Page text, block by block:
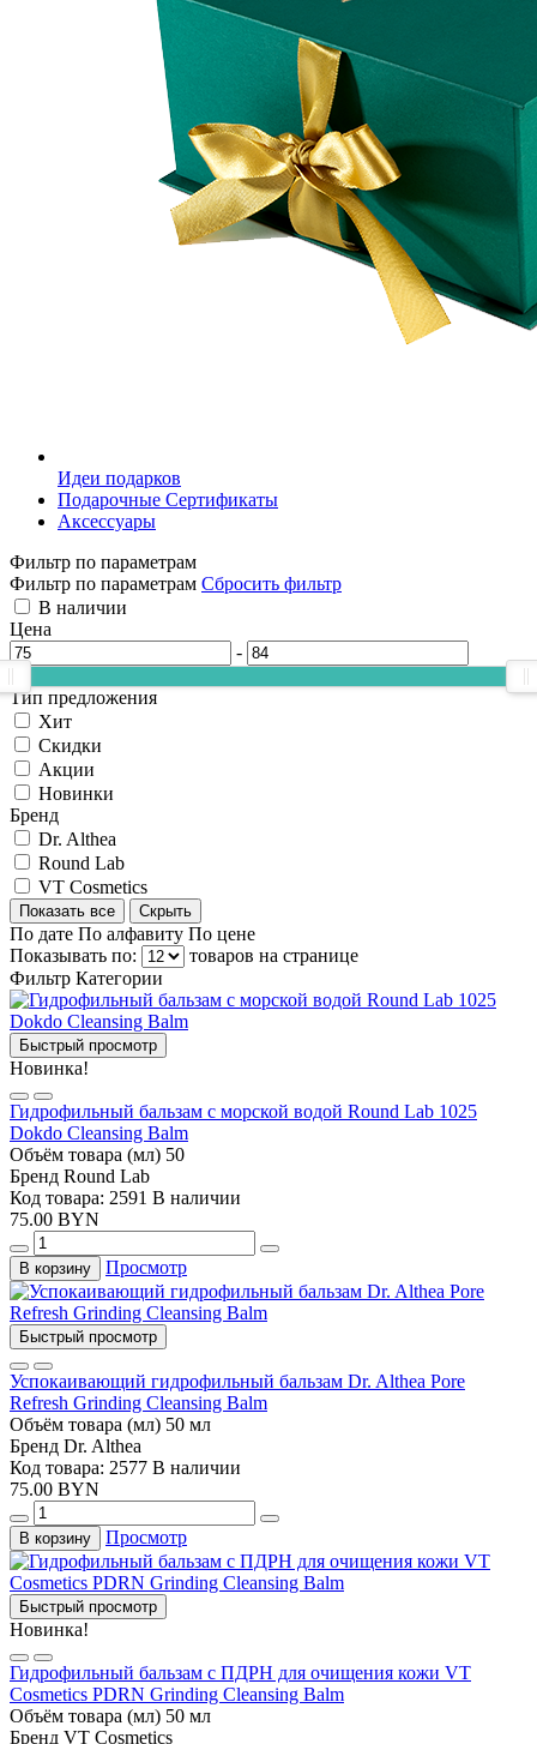
Идеи подарков
Подарочные Сертификаты
Аксессуары
Фильтр по параметрам
Фильтр по параметрам Сбросить фильтр
В наличии
Цена
-
Тип предложения
Хит
Скидки
Акции
Новинки
Бренд
Dr. Althea
Round Lab
VT Cosmetics
Показать все Скрыть
По дате По алфавиту По цене
Показывать по:
товаров на странице
Фильтр Категории
Быстрый просмотр
Новинка!
Гидрофильный бальзам с морской водой Round Lab 1025
Dokdo Cleansing Balm
Объём товара (мл) 50
Бренд Round Lab
Код товара: 2591 В наличии
75.00 BYN
В корзину Просмотр
Быстрый просмотр
Успокаивающий гидрофильный бальзам Dr. Althea Pore
Refresh Grinding Cleansing Balm
Объём товара (мл) 50 мл
Бренд Dr. Althea
Код товара: 2577 В наличии
75.00 BYN
В корзину Просмотр
Быстрый просмотр
Новинка!
Гидрофильный бальзам с ПДРН для очищения кожи VT
Cosmetics PDRN Grinding Cleansing Balm
Объём товара (мл) 50 мл
Бренд VT Cosmetics